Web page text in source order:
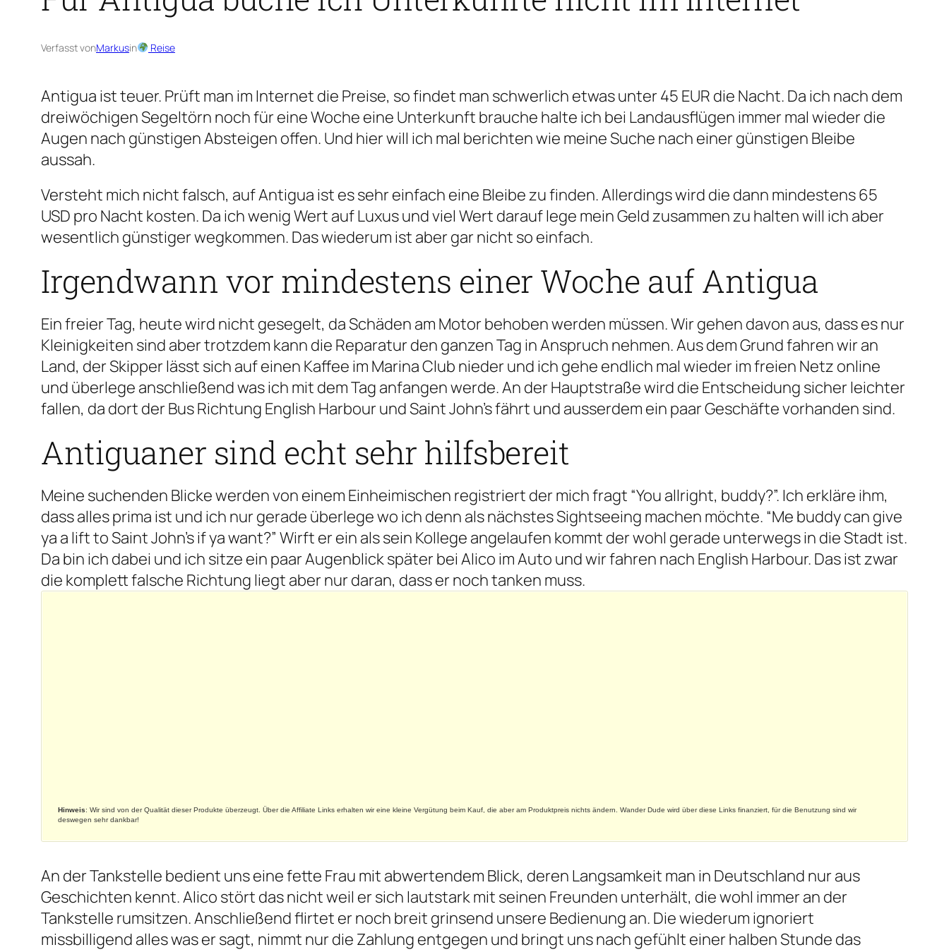
Verfasst vonMarkusin Reise
Antigua ist teuer. Prüft man im Internet die Preise, so findet man schwerlich etwas unter 45 EUR die Nacht. Da ich nach dem
dreiwöchigen Segeltörn noch für eine Woche eine Unterkunft brauche halte ich bei Landausflügen immer mal wieder die
Augen nach günstigen Absteigen offen. Und hier will ich mal berichten wie meine Suche nach einer günstigen Bleibe
aussah.
Versteht mich nicht falsch, auf Antigua ist es sehr einfach eine Bleibe zu finden. Allerdings wird die dann mindestens 65
USD pro Nacht kosten. Da ich wenig Wert auf Luxus und viel Wert darauf lege mein Geld zusammen zu halten will ich aber
wesentlich günstiger wegkommen. Das wiederum ist aber gar nicht so einfach.
Irgendwann vor mindestens einer Woche auf Antigua
Ein freier Tag, heute wird nicht gesegelt, da Schäden am Motor behoben werden müssen. Wir gehen davon aus, dass es nur
Kleinigkeiten sind aber trotzdem kann die Reparatur den ganzen Tag in Anspruch nehmen. Aus dem Grund fahren wir an
Land, der Skipper lässt sich auf einen Kaffee im Marina Club nieder und ich gehe endlich mal wieder im freien Netz online
und überlege anschließend was ich mit dem Tag anfangen werde. An der Hauptstraße wird die Entscheidung sicher leichter
fallen, da dort der Bus Richtung English Harbour und Saint John’s fährt und ausserdem ein paar Geschäfte vorhanden sind.
Antiguaner sind echt sehr hilfsbereit
Meine suchenden Blicke werden von einem Einheimischen registriert der mich fragt “You allright, buddy?”. Ich erkläre ihm,
dass alles prima ist und ich nur gerade überlege wo ich denn als nächstes Sightseeing machen möchte. “Me buddy can give
ya a lift to Saint John’s if ya want?” Wirft er ein als sein Kollege angelaufen kommt der wohl gerade unterwegs in die Stadt ist.
Da bin ich dabei und ich sitze ein paar Augenblick später bei Alico im Auto und wir fahren nach English Harbour. Das ist zwar
die komplett falsche Richtung liegt aber nur daran, dass er noch tanken muss.
Hinweis: Wir sind von der Qualität dieser Produkte überzeugt. Über die Affiliate Links erhalten wir eine kleine Vergütung beim Kauf, die aber am Produktpreis nichts ändern. Wander Dude wird über diese Links finanziert, für die Benutzung sind wir
deswegen sehr dankbar!
An der Tankstelle bedient uns eine fette Frau mit abwertendem Blick, deren Langsamkeit man in Deutschland nur aus
Geschichten kennt. Alico stört das nicht weil er sich lautstark mit seinen Freunden unterhält, die wohl immer an der
Tankstelle rumsitzen. Anschließend flirtet er noch breit grinsend unsere Bedienung an. Die wiederum ignoriert
missbilligend alles was er sagt, nimmt nur die Zahlung entgegen und bringt uns nach gefühlt einer halben Stunde das